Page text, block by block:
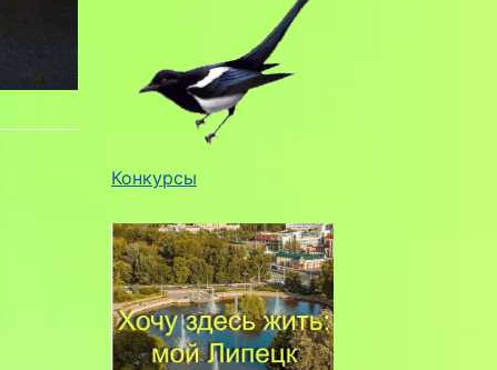
Конкурсы